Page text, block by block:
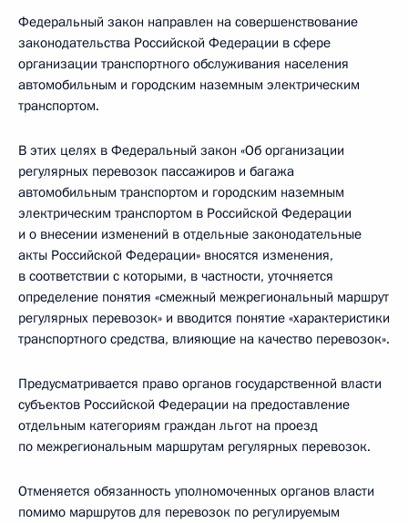
Федеральный закон направлен на совершенствование
законодательства Российской Федерации в сфере
организации транспортного обслуживания населения
автомобильным и городским наземным электрическим
транспортом.
В этих целях в Федеральный закон «Об организации
регулярных перевозок пассажиров и багажа
автомобильным транспортом и городским наземным
электрическим транспортом в Российской Федерации
и о внесении изменений в отдельные законодательные
акты Российской Федерации» вносятся изменения,
в соответствии с которыми, в частности, уточняется
определение понятия «смежный межрегиональный маршрут
регулярных перевозок» и вводится понятие «характеристики
транспортного средства, влияющие на качество перевозок».
Предусматривается право органов государственной власти
субъектов Российской Федерации на предоставление
отдельным категориям граждан льгот на проезд
по межрегиональным маршрутам регулярных перевозок.
Отменяется обязанность уполномоченных органов власти
помимо маршрутов для перевозок по регулируемым